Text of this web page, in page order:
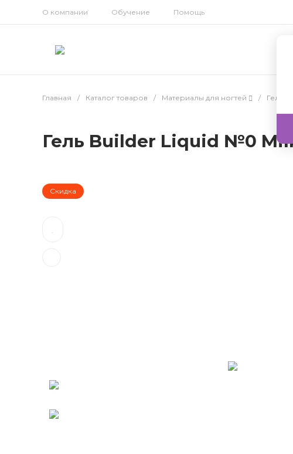
О компании Обучение Помощь
Главная / Каталог товаров / Материалы для ногтей / Гель
Гель Builder Liquid №0
Скидка